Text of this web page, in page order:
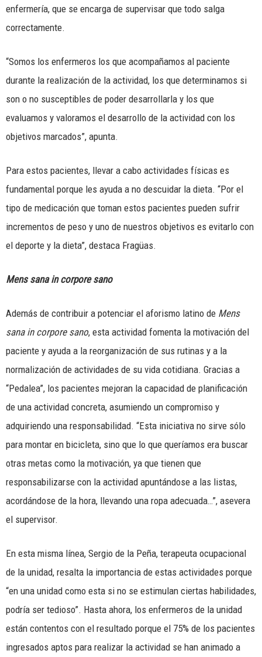
enfermería, que se encarga de supervisar que todo salga
correctamente.
“Somos los enfermeros los que acompañamos al paciente
durante la realización de la actividad, los que determinamos si
son o no susceptibles de poder desarrollarla y los que
evaluamos y valoramos el desarrollo de la actividad con los
objetivos marcados”, apunta.
Para estos pacientes, llevar a cabo actividades físicas es
fundamental porque les ayuda a no descuidar la dieta. “Por el
tipo de medicación que toman estos pacientes pueden sufrir
incrementos de peso y uno de nuestros objetivos es evitarlo con
el deporte y la dieta”, destaca Fragüas.
Mens sana in corpore sano
Además de contribuir a potenciar el aforismo latino de Mens
sana in corpore sano, esta actividad fomenta la motivación del
paciente y ayuda a la reorganización de sus rutinas y a la
normalización de actividades de su vida cotidiana. Gracias a
“Pedalea”, los pacientes mejoran la capacidad de planificación
de una actividad concreta, asumiendo un compromiso y
adquiriendo una responsabilidad. “Esta iniciativa no sirve sólo
para montar en bicicleta, sino que lo que queríamos era buscar
otras metas como la motivación, ya que tienen que
responsabilizarse con la actividad apuntándose a las listas,
acordándose de la hora, llevando una ropa adecuada…”, asevera
el supervisor.
En esta misma línea, Sergio de la Peña, terapeuta ocupacional
de la unidad, resalta la importancia de estas actividades porque
“en una unidad como esta si no se estimulan ciertas habilidades,
podría ser tedioso”. Hasta ahora, los enfermeros de la unidad
están contentos con el resultado porque el 75% de los pacientes
ingresados aptos para realizar la actividad se han animado a